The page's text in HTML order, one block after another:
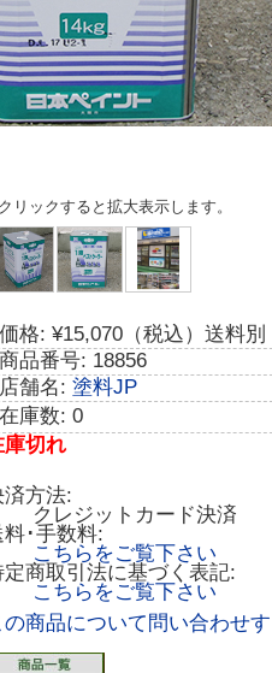
リックすると拡大表示します。
価格: ¥15,070（税込）送料別
商品番号: 18856
店舗名: 塗料JP
在庫数: 0
庫切れ
済方法:
クレジットカード決済
料･手数料:
こちらをご覧下さい
定商取引法に基づく表記:
こちらをご覧下さい
の商品について問い合わせ